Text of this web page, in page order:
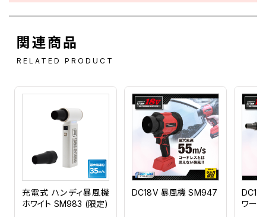
関連商品
RELATED PRODUCT
充電式 ハンディ暴風機
ホワイト SM983 (限定)
DC18V 暴風機 SM947
ワー